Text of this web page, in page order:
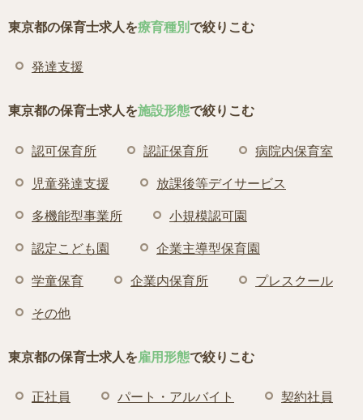
東京都の保育士求人を療育種別で絞りこむ
発達支援
東京都の保育士求人を施設形態で絞りこむ
認可保育所 認証保育所 病院内保育室
児童発達支援 放課後等デイサービス
多機能型事業所 小規模認可園
認定こども園 企業主導型保育園
学童保育 企業内保育所 プレスクール
その他
東京都の保育士求人を雇用形態で絞りこむ
正社員 パート・アルバイト 契約社員